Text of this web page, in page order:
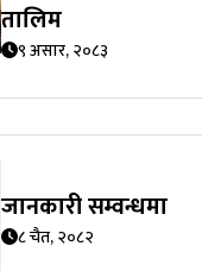
तालिम
९ असार, २०८३
जानकारी सम्वन्धमा
८ चैत, २०८२